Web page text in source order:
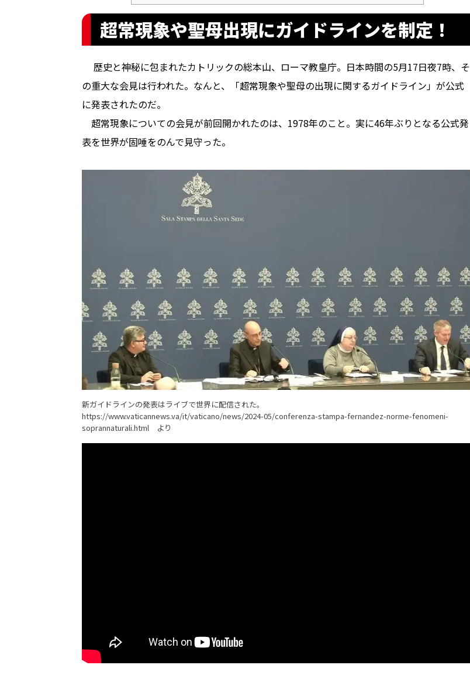
超常現象や聖母出現にガイドラインを制定！
歴史と神秘に包まれたカトリックの総本山、ローマ教皇庁。日本時間の5月17日夜7時、そ
の重大な会見は行われた。なんと、「超常現象や聖母の出現に関するガイドライン」が公式
に発表されたのだ。
超常現象についての会見が前回開かれたのは、1978年のこと。実に46年ぶりとなる公式発
表を世界が固唾をのんで見守った。
新ガイドラインの発表はライブで世界に配信された。
https://www.vaticannews.va/it/vaticano/news/2024-05/conferenza-stampa-fernandez-norme-fenomeni-
soprannaturali.html より